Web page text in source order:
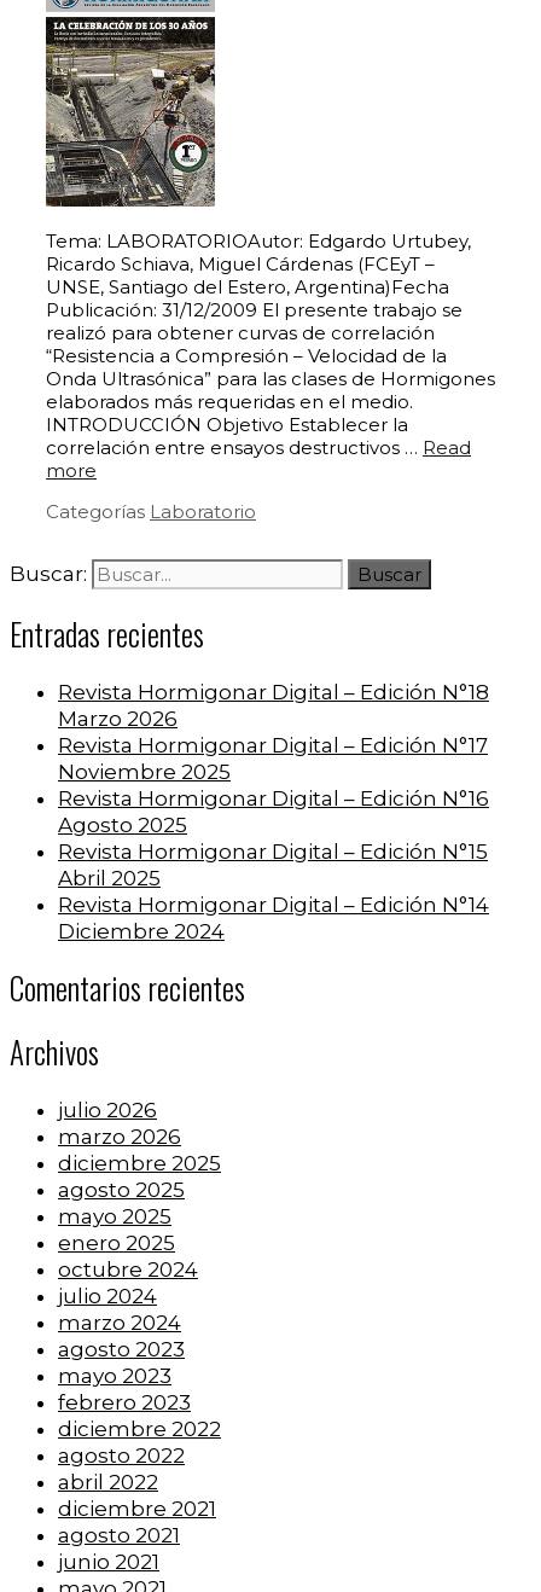
Tema: LABORATORIOAutor: Edgardo Urtubey,
Ricardo Schiava, Miguel Cárdenas (FCEyT –
UNSE, Santiago del Estero, Argentina)Fecha
Publicación: 31/12/2009 El presente trabajo se
realizó para obtener curvas de correlación
“Resistencia a Compresión – Velocidad de la
Onda Ultrasónica” para las clases de Hormigones
elaborados más requeridas en el medio.
INTRODUCCIÓN Objetivo Establecer la
correlación entre ensayos destructivos … Read
more
Categorías Laboratorio
Buscar:
Entradas recientes
Revista Hormigonar Digital – Edición N°18
Marzo 2026
Revista Hormigonar Digital – Edición N°17
Noviembre 2025
Revista Hormigonar Digital – Edición N°16
Agosto 2025
Revista Hormigonar Digital – Edición N°15
Abril 2025
Revista Hormigonar Digital – Edición N°14
Diciembre 2024
Comentarios recientes
Archivos
julio 2026
marzo 2026
diciembre 2025
agosto 2025
mayo 2025
enero 2025
octubre 2024
julio 2024
marzo 2024
agosto 2023
mayo 2023
febrero 2023
diciembre 2022
agosto 2022
abril 2022
diciembre 2021
agosto 2021
junio 2021